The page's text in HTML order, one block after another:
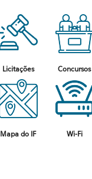
Licitações Concursos
Mapa do IF Wi-Fi